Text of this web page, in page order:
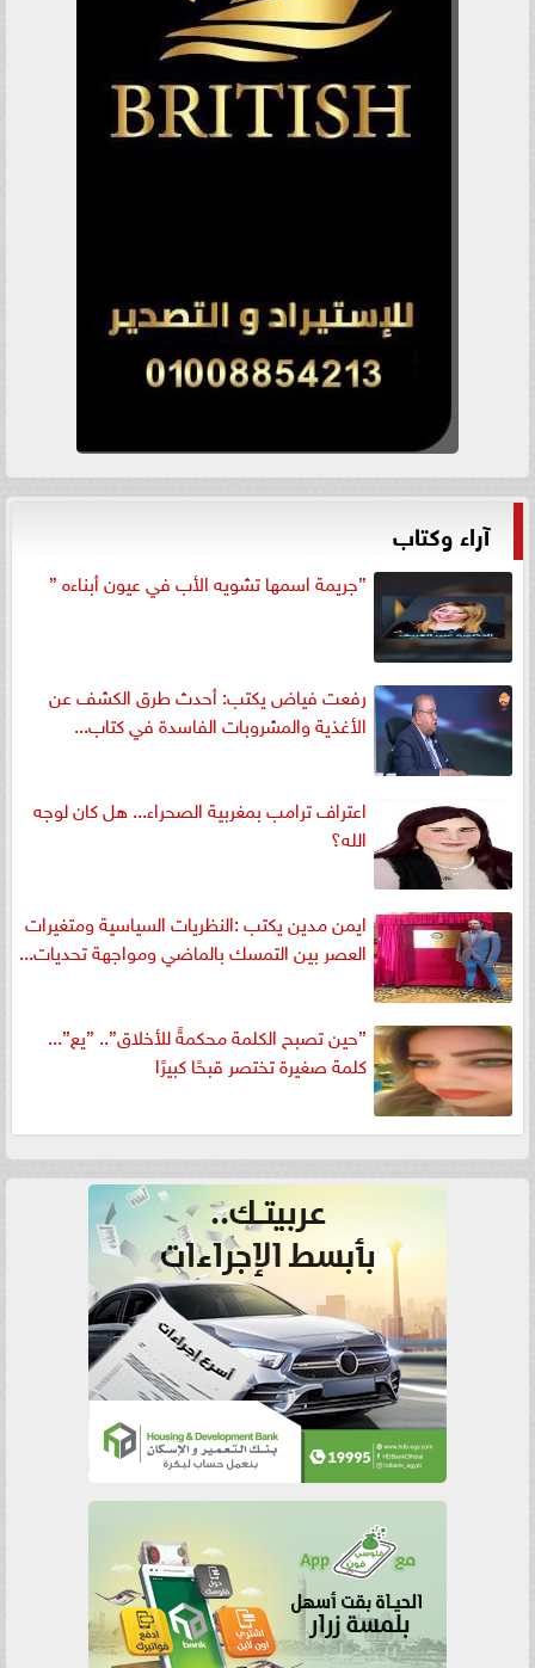
آراء وكتاب
”جريمة اسمها تشويه الأب في عيون أبناءه ”
رفعت فياض يكتب: أحدث طرق الكشف عن
الأغذية والمشروبات الفاسدة في كتاب...
اعتراف ترامب بمغربية الصحراء... هل كان لوجه
الله؟
ايمن مدين يكتب :النظريات السياسية ومتغيرات
العصر بين التمسك بالماضي ومواجهة تحديات...
”حين تصبح الكلمة محكمةً للأخلاق”.. ”يع”...
كلمة صغيرة تختصر قبحًا كبيرًا